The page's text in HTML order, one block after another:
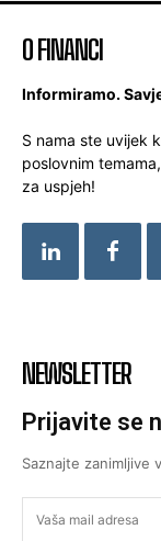
O FINANCI
Informiramo.
S nama ste uvijek
poslovnim
za uspjeh!
NEWSLETTER
Prijavite se
Saznajte zanimljive